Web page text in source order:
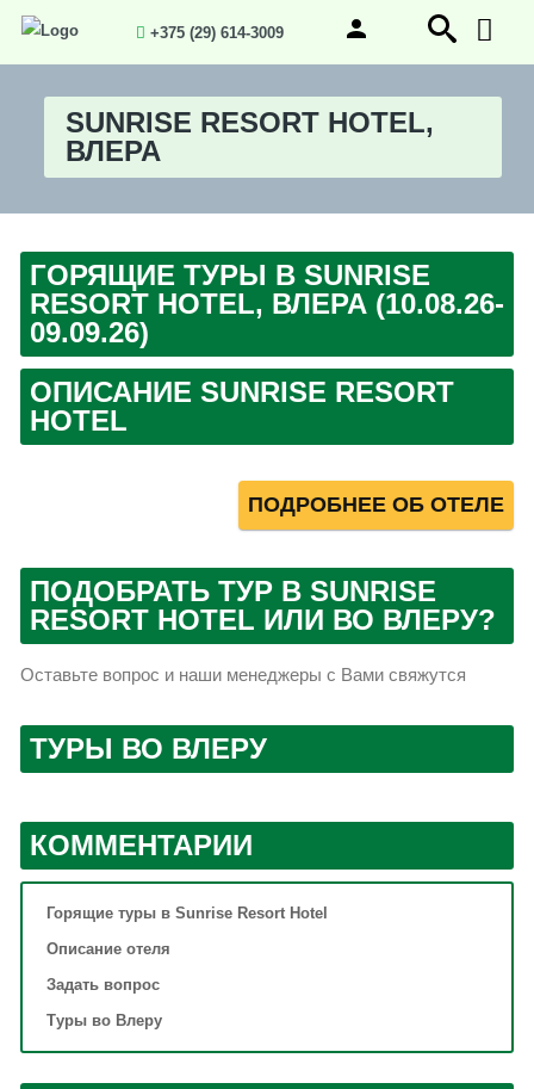
+375 (29) 614-3009
SUNRISE RESORT HOTEL,
ВЛЕРА
ГОРЯЩИЕ ТУРЫ В SUNRISE
RESORT HOTEL, ВЛЕРА (10.08.26-
09.09.26)
ОПИСАНИЕ SUNRISE RESORT
HOTEL
ПОДРОБНЕЕ ОБ ОТЕЛЕ
ПОДОБРАТЬ ТУР В SUNRISE
RESORT HOTEL ИЛИ ВО ВЛЕРУ?
Оставьте вопрос и наши менеджеры с Вами свяжутся
ТУРЫ ВО ВЛЕРУ
КОММЕНТАРИИ
Горящие туры в Sunrise Resort Hotel
Описание отеля
Задать вопрос
Туры во Влеру